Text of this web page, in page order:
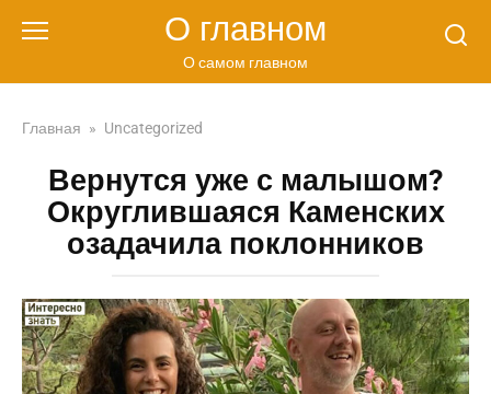
О главном
О самом главном
Главная » Uncategorized
Вернутся уже с малышом?
Округлившаяся Каменских
озадачила поклонников